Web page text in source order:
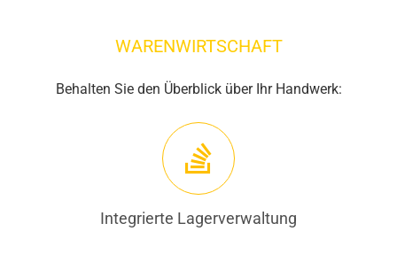
WARENWIRTSCHAFT
Behalten Sie den Überblick über Ihr Handwerk:
Integrierte Lagerverwaltung